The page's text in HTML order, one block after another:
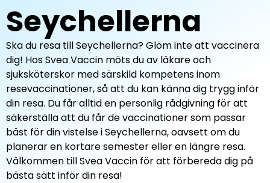
Seychellerna
Ska du resa till Seychellerna? Glöm inte att vaccinera
dig! Hos Svea Vaccin möts du av läkare och
sjuksköterskor med särskild kompetens inom
resevaccinationer, så att du kan känna dig trygg inför
din resa. Du får alltid en personlig rådgivning för att
säkerställa att du får de vaccinationer som passar
bäst för din vistelse i Seychellerna, oavsett om du
planerar en kortare semester eller en längre resa.
Välkommen till Svea Vaccin för att förbereda dig på
bästa sätt inför din resa!